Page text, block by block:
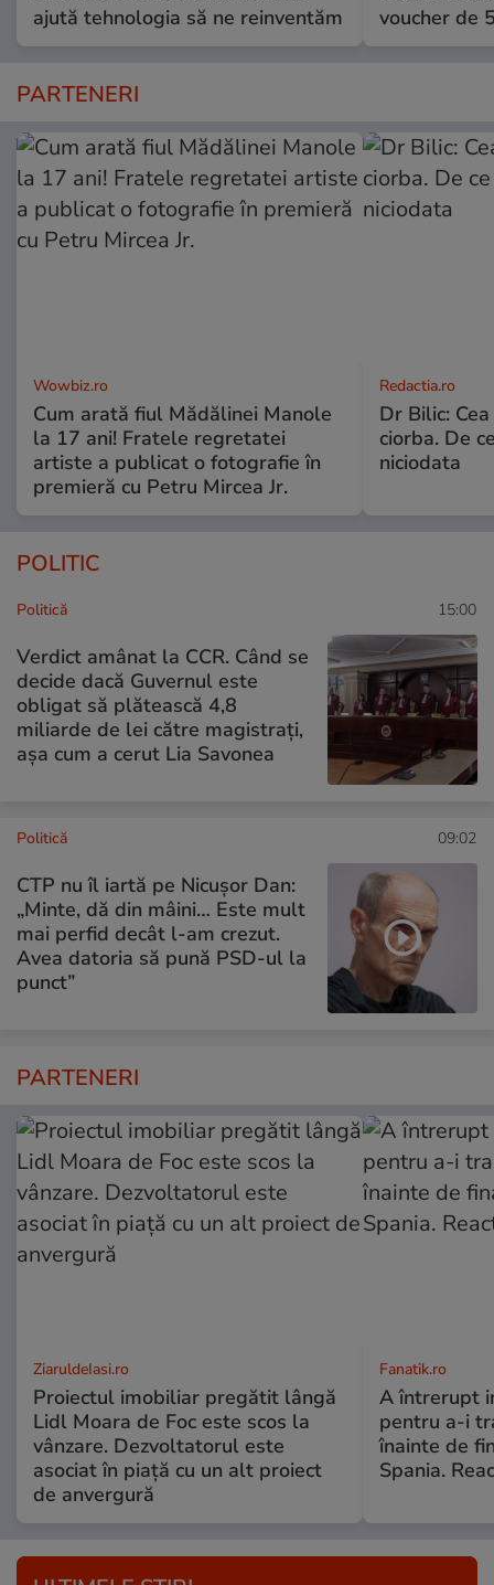
ajută tehnologia să ne reinventăm
voucher de
PARTENERI
Wowbiz.ro
Cum arată fiul Mădălinei Manole
la 17 ani! Fratele regretatei
artiste a publicat o fotografie în
premieră cu Petru Mircea Jr.
Redactia.ro
Dr Bilic:
ciorba. De
niciodata
POLITIC
Politică 15:00
Verdict amânat la CCR. Când se
decide dacă Guvernul este
obligat să plătească 4,8
miliarde de lei către magistrați,
așa cum a cerut Lia Savonea
Politică 09:02
CTP nu îl iartă pe Nicușor Dan:
„Minte, dă din mâini… Este mult
mai perfid decât l-am crezut.
Avea datoria să pună PSD-ul la
punct”
PARTENERI
ZiaruldeIasi.ro
Proiectul imobiliar pregătit lângă
Lidl Moara de Foc este scos la
vânzare. Dezvoltatorul este
asociat în piață cu un alt proiect
de anvergură
Fanatik.ro
A întrerupt
pentru a-i
înainte de
Spania.